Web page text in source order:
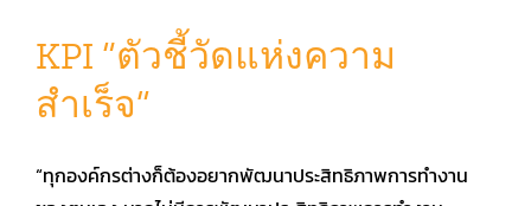
KPI “ตัวชี้วัดแห่งความ
สำเร็จ”
“ทุกองค์กรต่างก็ต้องอยากพัฒนาประสิทธิภาพการทำงาน